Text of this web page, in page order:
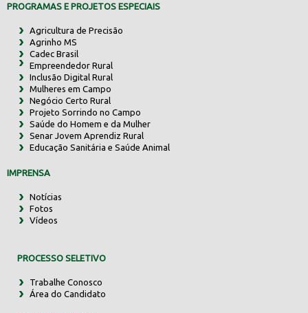
PROGRAMAS E PROJETOS ESPECIAIS
Agricultura de Precisão
Agrinho MS
Cadec Brasil
Empreendedor Rural
Inclusão Digital Rural
Mulheres em Campo
Negócio Certo Rural
Projeto Sorrindo no Campo
Saúde do Homem e da Mulher
Senar Jovem Aprendiz Rural
Educação Sanitária e Saúde Animal
IMPRENSA
Notícias
Fotos
Vídeos
PROCESSO SELETIVO
Trabalhe Conosco
Área do Candidato